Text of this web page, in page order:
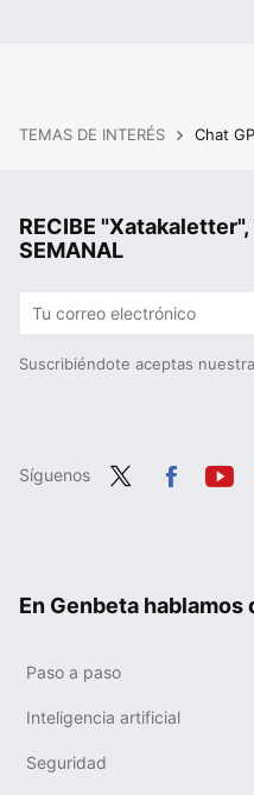
TEMAS DE INTERÉS Chat
RECIBE "Xatakaletter",
SEMANAL
Suscribiéndote aceptas nuestra
Síguenos
En Genbeta hablamos
Paso a paso
Inteligencia artificial
Seguridad